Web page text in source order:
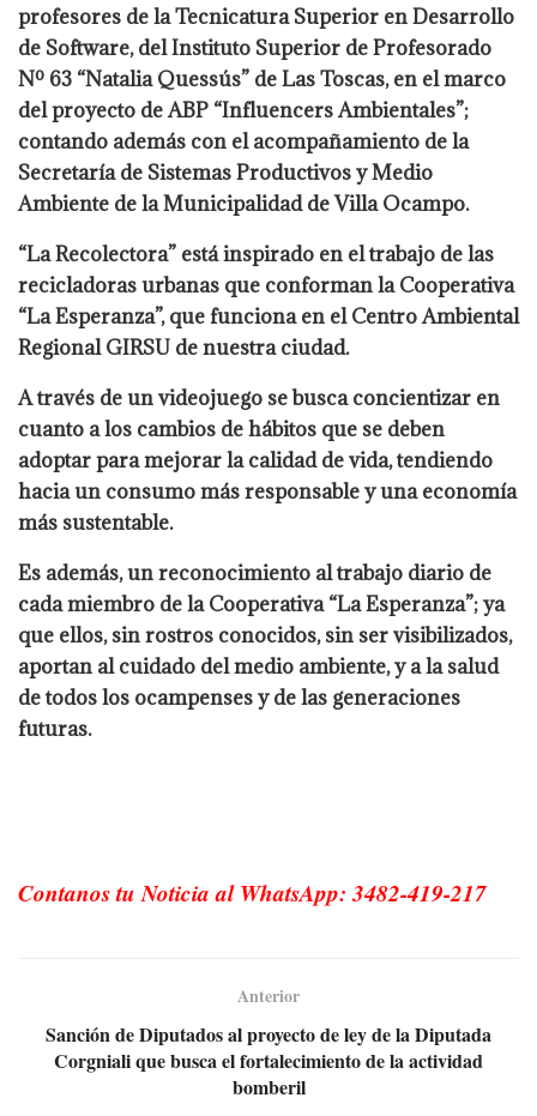
profesores de la Tecnicatura Superior en Desarrollo
de Software, del Instituto Superior de Profesorado
Nº 63 “Natalia Quessús” de Las Toscas, en el marco
del proyecto de ABP “Influencers Ambientales”;
contando además con el acompañamiento de la
Secretaría de Sistemas Productivos y Medio
Ambiente de la Municipalidad de Villa Ocampo.
“La Recolectora” está inspirado en el trabajo de las
recicladoras urbanas que conforman la Cooperativa
“La Esperanza”, que funciona en el Centro Ambiental
Regional GIRSU de nuestra ciudad.
A través de un videojuego se busca concientizar en
cuanto a los cambios de hábitos que se deben
adoptar para mejorar la calidad de vida, tendiendo
hacia un consumo más responsable y una economía
más sustentable.
Es además, un reconocimiento al trabajo diario de
cada miembro de la Cooperativa “La Esperanza”; ya
que ellos, sin rostros conocidos, sin ser visibilizados,
aportan al cuidado del medio ambiente, y a la salud
de todos los ocampenses y de las generaciones
futuras.
Contanos tu Noticia al WhatsApp: 3482-419-217
Anterior
Sanción de Diputados al proyecto de ley de la Diputada
Corgniali que busca el fortalecimiento de la actividad
bomberil